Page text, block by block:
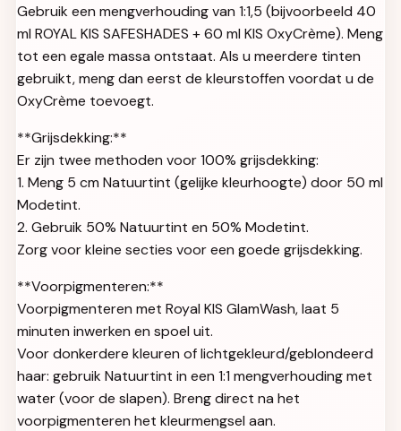
Gebruik een mengverhouding van 1:1,5 (bijvoorbeeld 40
ml ROYAL KIS SAFESHADES + 60 ml KIS OxyCrème). Meng
tot een egale massa ontstaat. Als u meerdere tinten
gebruikt, meng dan eerst de kleurstoffen voordat u de
OxyCrème toevoegt.
**Grijsdekking:**
Er zijn twee methoden voor 100% grijsdekking:
1. Meng 5 cm Natuurtint (gelijke kleurhoogte) door 50 ml
Modetint.
2. Gebruik 50% Natuurtint en 50% Modetint.
Zorg voor kleine secties voor een goede grijsdekking.
**Voorpigmenteren:**
Voorpigmenteren met Royal KIS GlamWash, laat 5
minuten inwerken en spoel uit.
Voor donkerdere kleuren of lichtgekleurd/geblondeerd
haar: gebruik Natuurtint in een 1:1 mengverhouding met
water (voor de slapen). Breng direct na het
voorpigmenteren het kleurmengsel aan.